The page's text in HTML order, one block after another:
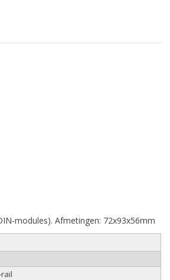
modules). Afmetingen: 72x93x56mm
rail